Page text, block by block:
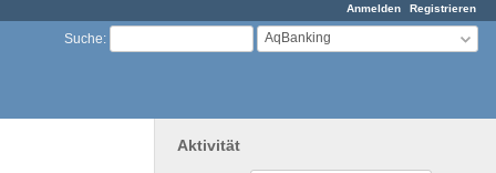
Anmelden Registrieren
Suche: AqBanking
Aktivität